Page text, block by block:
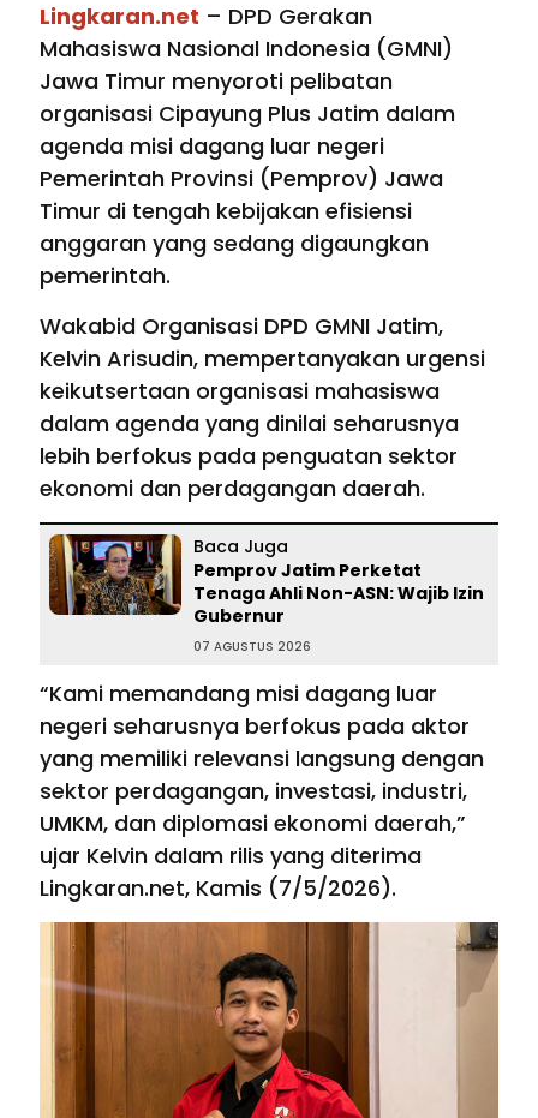
Lingkaran.net – DPD Gerakan
Mahasiswa Nasional Indonesia (GMNI)
Jawa Timur menyoroti pelibatan
organisasi Cipayung Plus Jatim dalam
agenda misi dagang luar negeri
Pemerintah Provinsi (Pemprov) Jawa
Timur di tengah kebijakan efisiensi
anggaran yang sedang digaungkan
pemerintah.
Wakabid Organisasi DPD GMNI Jatim,
Kelvin Arisudin, mempertanyakan urgensi
keikutsertaan organisasi mahasiswa
dalam agenda yang dinilai seharusnya
lebih berfokus pada penguatan sektor
ekonomi dan perdagangan daerah.
Baca Juga
Pemprov Jatim Perketat
Tenaga Ahli Non-ASN: Wajib Izin
Gubernur
07 AGUSTUS 2026
“Kami memandang misi dagang luar
negeri seharusnya berfokus pada aktor
yang memiliki relevansi langsung dengan
sektor perdagangan, investasi, industri,
UMKM, dan diplomasi ekonomi daerah,”
ujar Kelvin dalam rilis yang diterima
Lingkaran.net, Kamis (7/5/2026).